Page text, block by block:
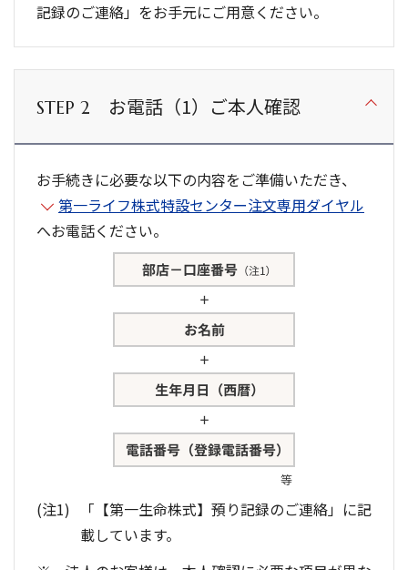
記録のご連絡」をお手元にご用意ください。
STEP 2 お電話（1）ご本人確認
お手続きに必要な以下の内容をご準備いただき、
第一ライフ株式特設センター注文専用ダイヤル
へお電話ください。
「【第一生命株式】預り記録のご連絡」に記
載しています。